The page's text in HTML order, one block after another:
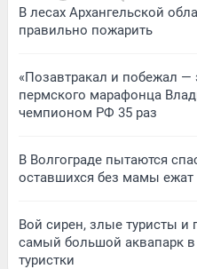
В лесах Архангельской
правильно пожарить
«Позавтракал и побежал —
пермского марафонца
чемпионом РФ 35 раз
В Волгограде пытаются
оставшихся без мамы ежат
Вой сирен, злые туристы и
самый большой аквапарк
туристки